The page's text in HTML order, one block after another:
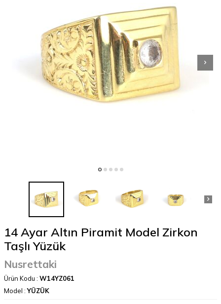
14 Ayar Altın Piramit Model Zirkon
Taşlı Yüzük
Nusrettaki
Ürün Kodu : W14YZ061
Model :YÜZÜK